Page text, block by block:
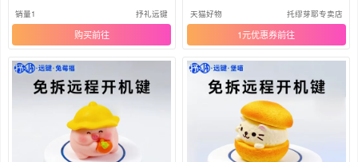
esk
销量1 抒礼远键
购买
卡
天猫好物 托缪芽耶专卖店
1元优惠券